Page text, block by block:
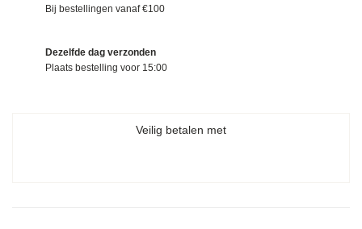
Bij bestellingen vanaf €100
Dezelfde dag verzonden
Plaats bestelling voor 15:00
Veilig betalen met